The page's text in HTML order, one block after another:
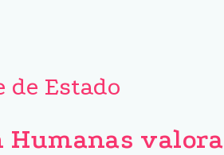
de Estado
Humanas valora